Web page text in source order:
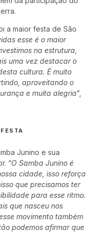
a maior festa de São
esse é o maior
na estrutura,
uma vez destacar o
cultura. É muito
aproveitando o
e muita alegria”,
Junino e sua
“O Samba Junino é
cidade, isso reforça
que precisamos ter
para esse ritmo.
que nasceu nos
movimento também
podemos afirmar que